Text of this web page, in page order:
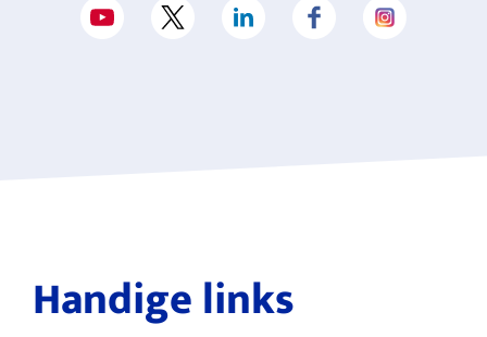
Handige links